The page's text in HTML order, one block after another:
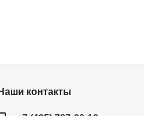
контакты